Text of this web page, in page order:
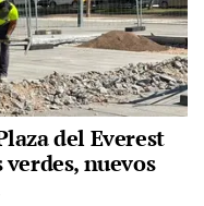
del Everest
nuevos